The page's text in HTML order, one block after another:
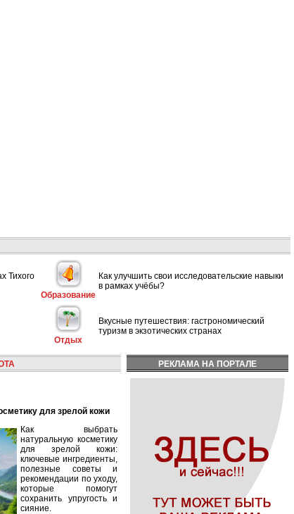
Тихого
Образование
Как улучшить свои исследовательские навыки
в рамках учёбы?
Отдых
Вкусные путешествия: гастрономический
туризм в экзотических странах
для зрелой кожи
Как выбрать
натуральную косметику
для зрелой кожи:
ключевые ингредиенты,
полезные советы и
рекомендации по уходу,
которые помогут
сохранить упругость и
сияние.
РЕКЛАМА НА ПОРТАЛЕ